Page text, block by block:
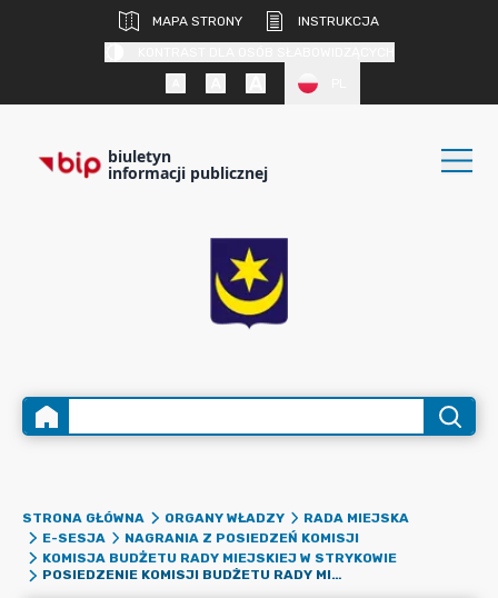
MAPA STRONY
INSTRUKCJA
biuletyn
informacji publicznej
STRONA GŁÓWNA ORGANY WŁADZY
RADA MIEJSKA
E-SESJA
NAGRANIA Z POSIEDZEŃ KOMISJI
KOMISJA BUDŻETU RADY MIEJSKIEJ W STRYKOWIE
POSIEDZENIE KOMISJI BUDŻETU RADY MIEJSKIEJ W STRYKOWIE - 14 MAJA 2024 R. O GODZ. 10.15